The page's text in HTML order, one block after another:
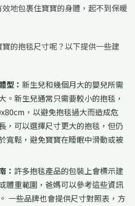
地包裹住寶寶的身體，起不到保暖
的抱毯尺寸呢？以下提供一些建
型： 新生兒和幾個月大的嬰兒所需
。新生兒通常只需要較小的抱毯，
，以避免抱毯過大而造成危
，可以選擇尺寸更大的抱毯，但仍
寬鬆，避免寶寶在睡眠中滑動或被
： 許多抱毯產品的包裝上會標示建
體重範圍，爸媽可以參考這些資訊
一些品牌也會提供尺寸對照表，方